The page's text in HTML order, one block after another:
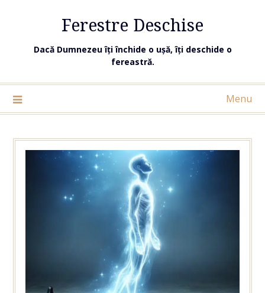
Ferestre Deschise
Dacă Dumnezeu îți închide o ușă, îți deschide o
fereastră.
Menu